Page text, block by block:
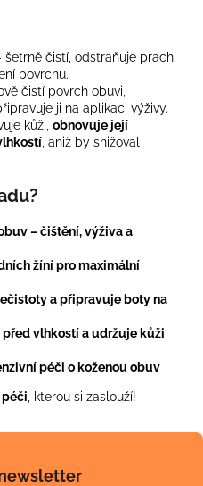
šetrně čistí, odstraňuje prach
povrchu.
čistí povrch obuvi,
ji na aplikaci výživy.
kůži, obnovuje její
, aniž by snižoval
– čištění, výživa a
žíní pro maximální
a připravuje boty na
vlhkostí a udržuje kůži
péči o koženou obuv
, kterou si zaslouží!